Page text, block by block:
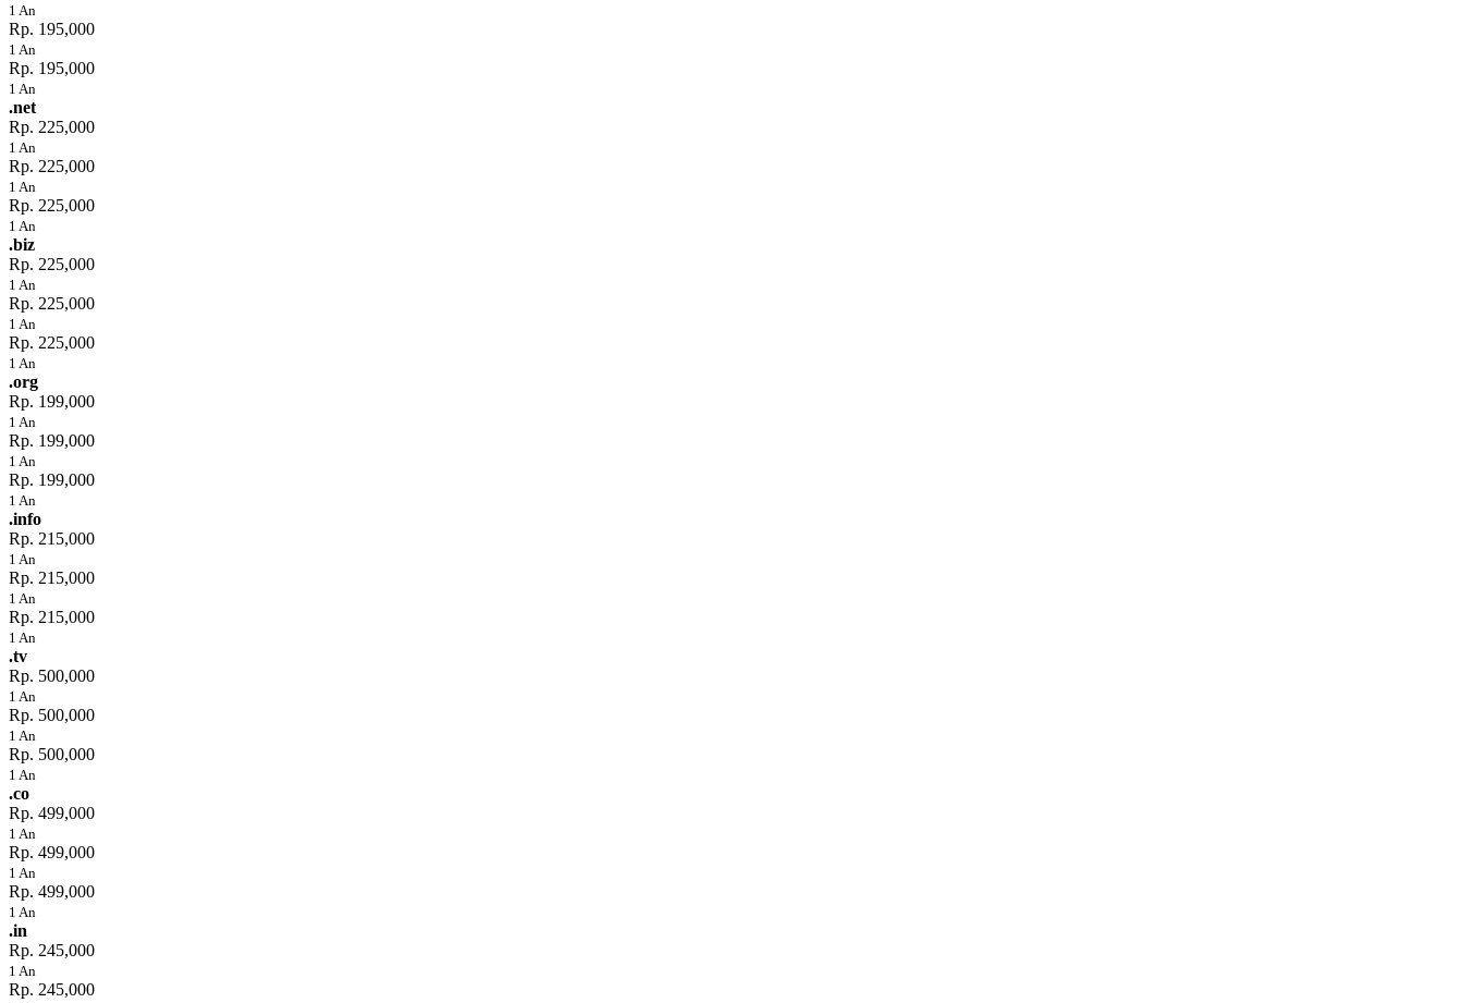
1 An
Rp. 195,000
1 An
Rp. 195,000
1 An
.net
Rp. 225,000
1 An
Rp. 225,000
1 An
Rp. 225,000
1 An
.biz
Rp. 225,000
1 An
Rp. 225,000
1 An
Rp. 225,000
1 An
.org
Rp. 199,000
1 An
Rp. 199,000
1 An
Rp. 199,000
1 An
.info
Rp. 215,000
1 An
Rp. 215,000
1 An
Rp. 215,000
1 An
.tv
Rp. 500,000
1 An
Rp. 500,000
1 An
Rp. 500,000
1 An
.co
Rp. 499,000
1 An
Rp. 499,000
1 An
Rp. 499,000
1 An
.in
Rp. 245,000
1 An
Rp. 245,000